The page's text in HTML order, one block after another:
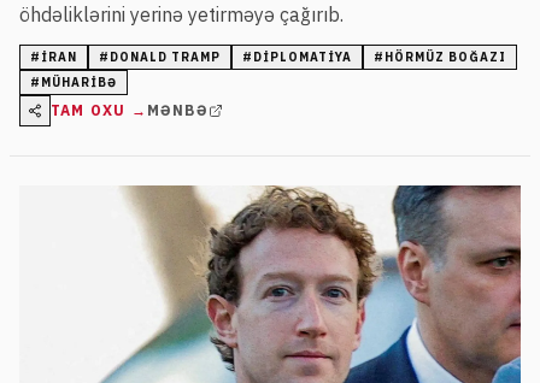
öhdəliklərini yerinə yetirməyə çağırıb.
# İRAN # DONALD TRAMP # DIPLOMATIYA # HÖRMÜZ BOĞAZI
# MÜHARIBƏ
TAM OXU → MƏNBƏ